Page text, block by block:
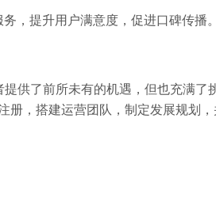
，提升用户满意度，促进口碑传播。
供了前所未有的机遇，但也充满了
册，搭建运营团队，制定发展规划